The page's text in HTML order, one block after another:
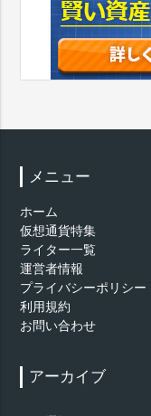
メニュー
ホーム
仮想通貨特集
ライター一覧
運営者情報
プライバシーポリシー
利用規約
お問い合わせ
アーカイブ